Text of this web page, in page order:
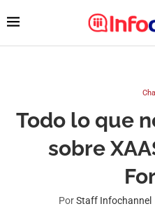
Todo lo que
sobre
PorStaff Infochannel